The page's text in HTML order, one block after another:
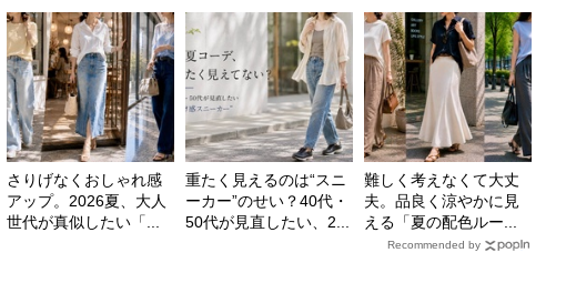
さりげなくおしゃれ感
アップ。2026夏、大人
世代が真似したい「...
重たく見えるのは“スニ
ーカー”のせい？40代・
50代が見直したい、2...
難しく考えなくて大丈
夫。品良く涼やかに見
える「夏の配色ルー...
Recommended by